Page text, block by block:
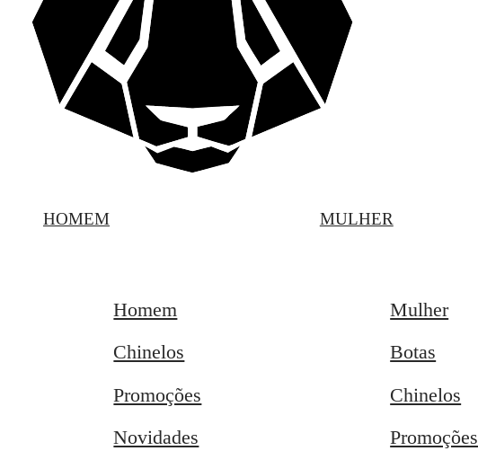
HOMEM
Homem
Chinelos
Promoções
Novidades
MULHER
Mulher
Botas
Chinelos
Promoções